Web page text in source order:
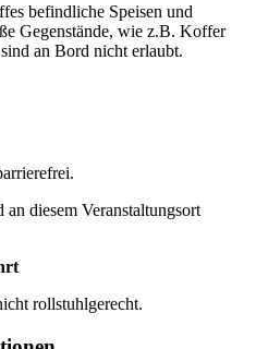
befindliche Speisen und
Gegenstände, wie z.B. Koffer
an Bord nicht erlaubt.
an diesem Veranstaltungsort
rollstuhlgerecht.